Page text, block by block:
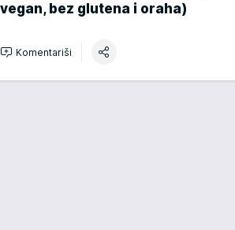
bez glutena i oraha)
Komentariši